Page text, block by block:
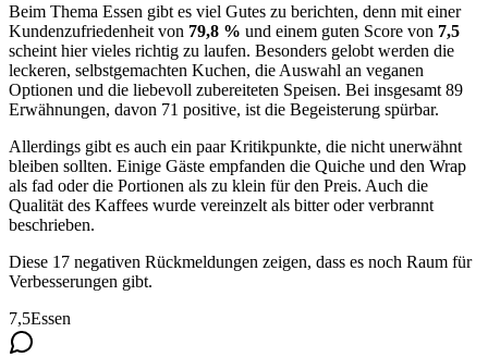
Beim Thema Essen gibt es viel Gutes zu berichten, denn mit einer
Kundenzufriedenheit von 79,8 % und einem guten Score von 7,5
scheint hier vieles richtig zu laufen. Besonders gelobt werden die
leckeren, selbstgemachten Kuchen, die Auswahl an veganen
Optionen und die liebevoll zubereiteten Speisen. Bei insgesamt 89
Erwähnungen, davon 71 positive, ist die Begeisterung spürbar.
Allerdings gibt es auch ein paar Kritikpunkte, die nicht unerwähnt
bleiben sollten. Einige Gäste empfanden die Quiche und den Wrap
als fad oder die Portionen als zu klein für den Preis. Auch die
Qualität des Kaffees wurde vereinzelt als bitter oder verbrannt
beschrieben.
Diese 17 negativen Rückmeldungen zeigen, dass es noch Raum für
Verbesserungen gibt.
7,5Essen